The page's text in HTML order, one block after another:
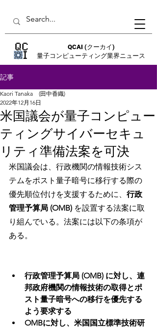
QCAI (クーカイ)
量子コンピューティング業界ニュース
記事
米国議会が量子コンピュー
ティングサイバーセキュ
リティ準備法案を可決
Kaori Tanaka (田中香織)
2022年12月16日
米国議会は、行政機関の情報技術シス
テムをポスト量子暗号に移行する際の
優先順位付けを支援するために、 行政
管理予算局 (OMB) を設置する法案に取
り組んでいる。法案には以下の条項が
ある。
行政管理予算局 (OMB) に対し、連
邦政府機関の情報技術の取得とポ
スト量子暗号への移行を優先する
よう要求する
OMBに対し、米国国立標準技術研